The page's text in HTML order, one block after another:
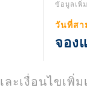
ข้อมูลเพิ่
วันที่สา
จอง
ละเงื่อนไขเ